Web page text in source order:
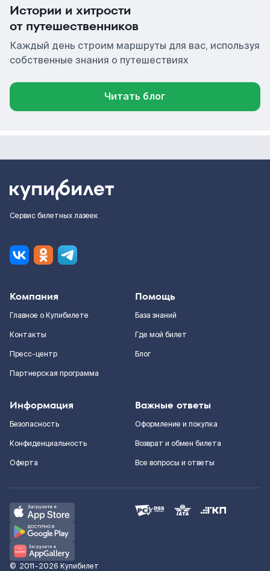
Истории и хитрости
от путешественников
Каждый день строим маршруты для вас, используя
собственные знания о путешествиях
Читать блог
Сервис билетных лазеек
Компания
Главное о Купибилете
Контакты
Пресс-центр
Партнерская программа
Помощь
База знаний
Где мой билет
Блог
Информация
Безопасность
Конфиденциальность
Оферта
Важные ответы
Оформление и покупка
Возврат и обмен билета
Все вопросы и ответы
© 2011–2026 Купибилет